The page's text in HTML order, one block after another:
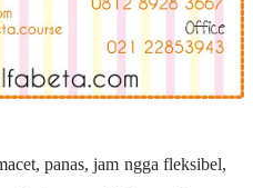
panas, jam ngga fleksibel,